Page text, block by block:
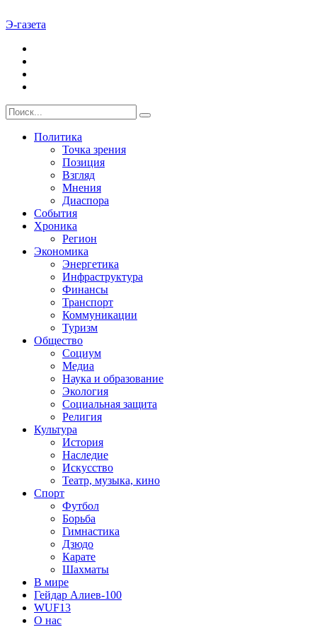
Э-газета
Политика
Точка зрения
Позиция
Взгляд
Мнения
Диаспора
События
Хроника
Регион
Экономика
Энергетика
Инфраструктура
Финансы
Транспорт
Коммуникации
Туризм
Общество
Социум
Медиа
Наука и образование
Экология
Социальная защита
Религия
Культура
История
Наследие
Искусство
Театр, музыка, кино
Спорт
Футбол
Борьба
Гимнастика
Дзюдо
Карате
Шахматы
В мире
Гейдар Алиев-100
WUF13
О нас